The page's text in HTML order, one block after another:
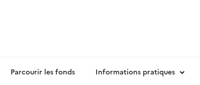
Parcourir les fonds Informations pratiques